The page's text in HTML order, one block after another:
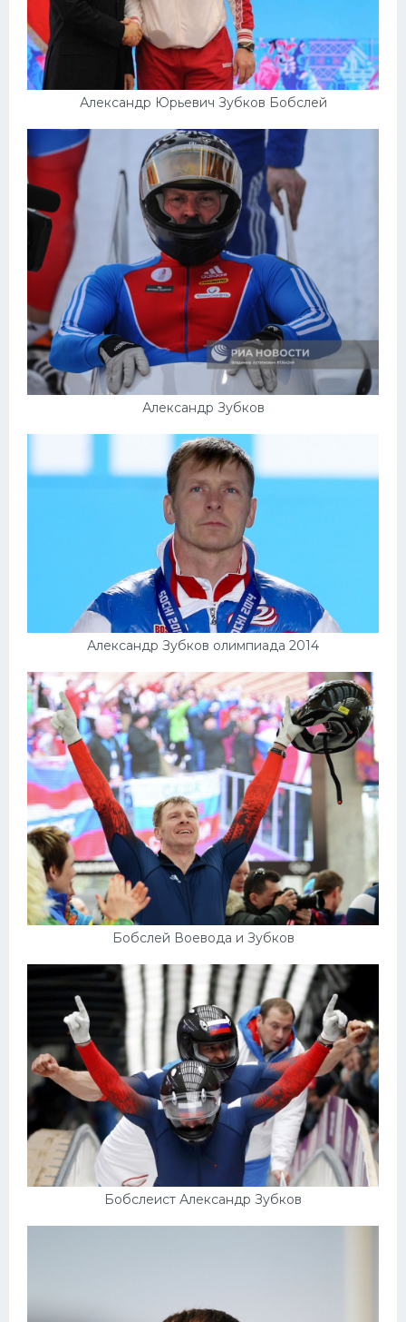
Александр Юрьевич Зубков Бобслей
Александр Зубков
Александр Зубков олимпиада 2014
Бобслей Воевода и Зубков
Бобслеист Александр Зубков